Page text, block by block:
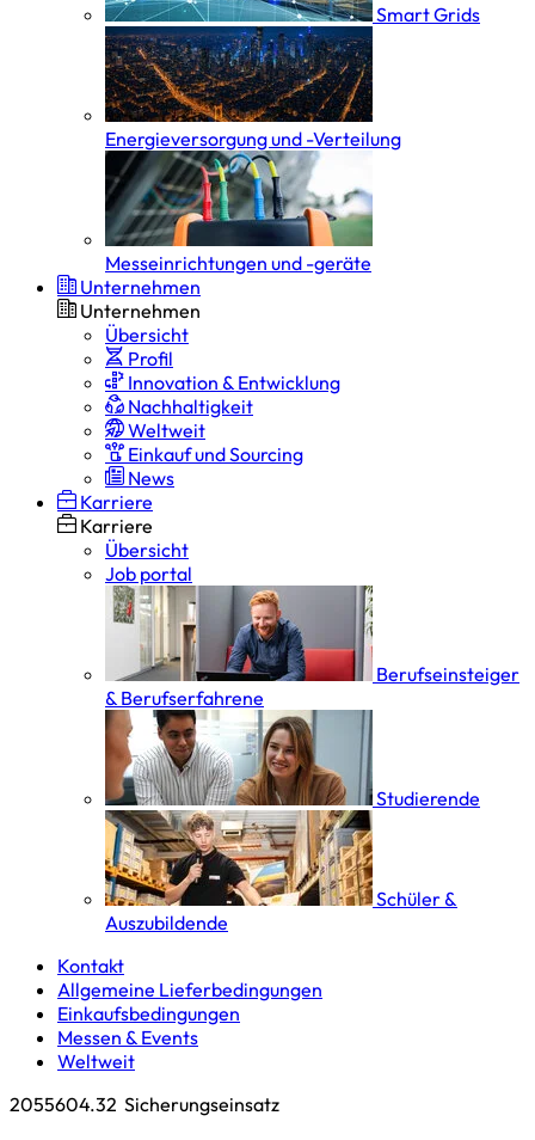
Smart Grids
Energieversorgung und -Verteilung
Messeinrichtungen und -geräte
Unternehmen
Unternehmen
Übersicht
Profil
Innovation & Entwicklung
Nachhaltigkeit
Weltweit
Einkauf und Sourcing
News
Karriere
Karriere
Übersicht
Job portal
Berufseinsteiger
& Berufserfahrene
Studierende
Schüler &
Auszubildende
Kontakt
Allgemeine Lieferbedingungen
Einkaufsbedingungen
Messen & Events
Weltweit
2055604.32 Sicherungseinsatz